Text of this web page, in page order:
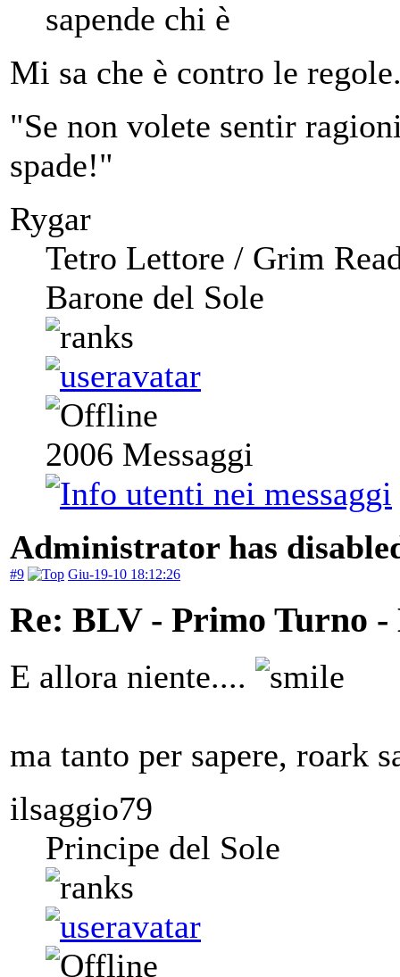
sapende chi è
Mi sa che è contro le
"Se non volete sentir
spade!"
Rygar
Tetro Lettore / Grim
Barone del Sole
2006 Messaggi
Administrator has
#9 Giu-19-10 18:12:26
Re: BLV - Primo Turno
E allora niente....
ma tanto per sapere, roark
ilsaggio79
Principe del Sole